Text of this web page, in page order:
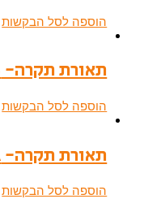
הוספה לסל הבקשות
תאורת תקרה- E-098-8
הוספה לסל הבקשות
תאורת תקרה- BS-2132-6A
הוספה לסל הבקשות